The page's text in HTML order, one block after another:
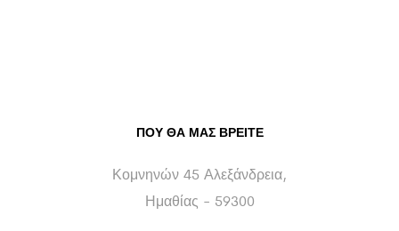
ΠΟΥ ΘΑ ΜΑΣ ΒΡΕΊΤΕ
Κομνηνών 45 Αλεξάνδρεια,
Ημαθίας - 59300